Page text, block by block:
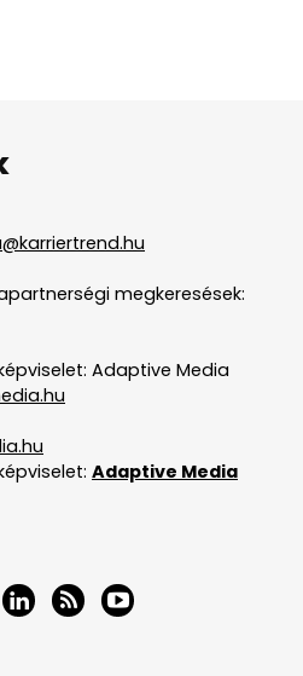
megkeresések:
Adaptive Media
Adaptive Media